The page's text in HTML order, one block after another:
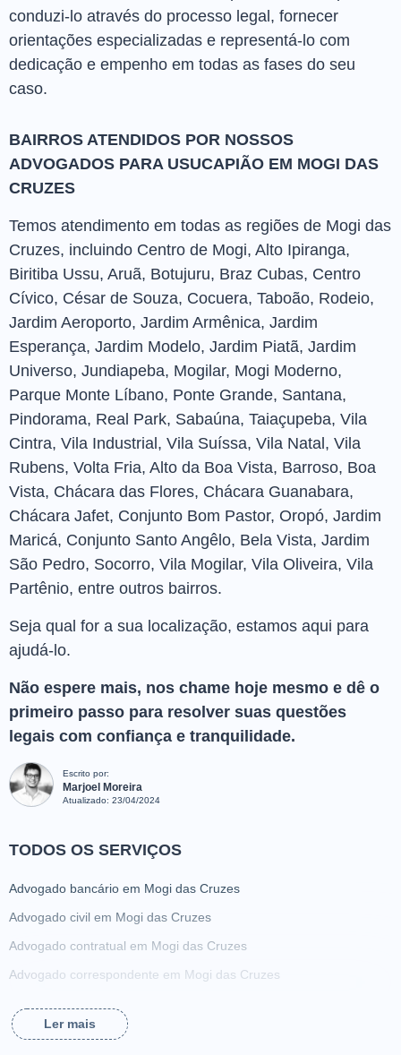
conduzi-lo através do processo legal, fornecer
orientações especializadas e representá-lo com
dedicação e empenho em todas as fases do seu
caso.
BAIRROS ATENDIDOS POR NOSSOS
ADVOGADOS PARA USUCAPIÃO EM MOGI DAS
CRUZES
Temos atendimento em todas as regiões de Mogi das
Cruzes, incluindo Centro de Mogi, Alto Ipiranga,
Biritiba Ussu, Aruã, Botujuru, Braz Cubas, Centro
Cívico, César de Souza, Cocuera, Taboão, Rodeio,
Jardim Aeroporto, Jardim Armênica, Jardim
Esperança, Jardim Modelo, Jardim Piatã, Jardim
Universo, Jundiapeba, Mogilar, Mogi Moderno,
Parque Monte Líbano, Ponte Grande, Santana,
Pindorama, Real Park, Sabaúna, Taiaçupeba, Vila
Cintra, Vila Industrial, Vila Suíssa, Vila Natal, Vila
Rubens, Volta Fria, Alto da Boa Vista, Barroso, Boa
Vista, Chácara das Flores, Chácara Guanabara,
Chácara Jafet, Conjunto Bom Pastor, Oropó, Jardim
Maricá, Conjunto Santo Angêlo, Bela Vista, Jardim
São Pedro, Socorro, Vila Mogilar, Vila Oliveira, Vila
Partênio, entre outros bairros.
Seja qual for a sua localização, estamos aqui para
ajudá-lo.
Não espere mais, nos chame hoje mesmo e dê o
primeiro passo para resolver suas questões
legais com confiança e tranquilidade.
Escrito por:
Marjoel Moreira
Atualizado: 23/04/2024
TODOS OS SERVIÇOS
Advogado bancário em Mogi das Cruzes
Advogado civil em Mogi das Cruzes
Advogado contratual em Mogi das Cruzes
Advogado correspondente em Mogi das Cruzes
Advogado da família em Mogi das Cruzes
Ler mais